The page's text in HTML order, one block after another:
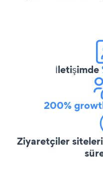
İletişimde
200%
Ziyaretçiler